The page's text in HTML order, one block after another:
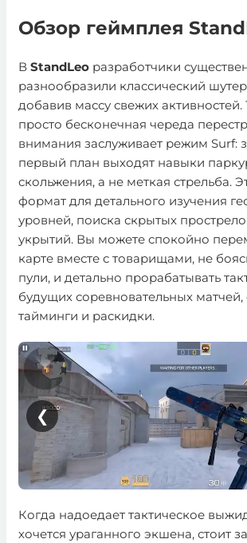
Обзор геймплея
В StandLeo разработчики
разнообразили классический
добавив массу свежих активностей.
просто бесконечная череда
внимания заслуживает режим Surf:
первый план выходят навыки
скольжения, а не меткая стрельба.
формат для детального изучения
уровней, поиска скрытых
укрытий. Вы можете спокойно
карте вместе с товарищами, не
пули, и детально прорабатывать
будущих соревновательных матчей,
тайминги и раскидки.
❮
Когда надоедает тактическое
хочется ураганного экшена, стоит